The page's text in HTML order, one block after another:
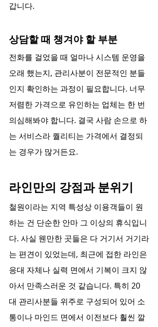
갑니다.
상담할 때 챙겨야 할 부분
전화를 걸었을 때 얼마나 시스템 운영을
오래 했는지, 관리사분이 전문적인 분들
인지 확인하는 과정이 필요합니다. 너무
저렴한 가격으로 유인하는 업체는 한 번
의심해봐야 합니다. 결국 사람 손으로 하
는 서비스라 퀄리티는 가격에서 결정되
는 경우가 많거든요.
라인만의 강점과 분위기
철원이라는 지역 특성상 이용객들이 원
하는 건 단순한 안마 그 이상의 휴식입니
다. 사실 웬만한 곳들은 다 거기서 거기라
는 편견이 있었는데, 최근에 접한 라인은
응대 자체나 실력 면에서 기복이 크지 않
아서 만족스러운 것 같습니다. 특히 20
대 관리사분들 위주로 구성되어 있어 소
통이나 마인드 면에서 이전보다 훨씬 깔